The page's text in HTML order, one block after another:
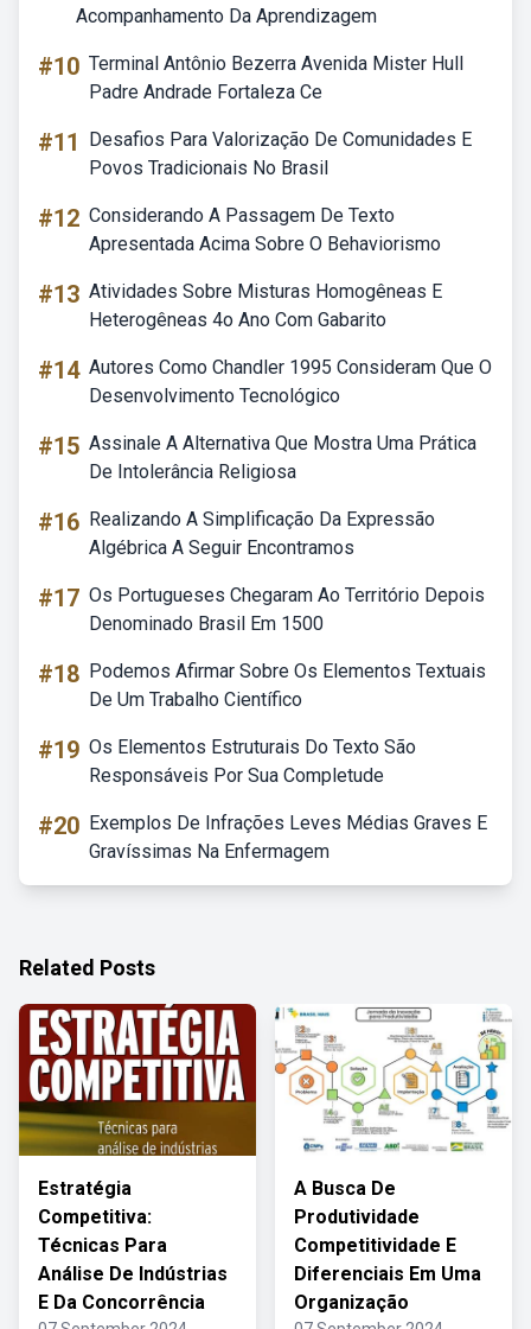
Acompanhamento Da Aprendizagem
#10 Terminal Antônio Bezerra Avenida Mister Hull
Padre Andrade Fortaleza Ce
#11
Desafios Para Valorização De Comunidades E
Povos Tradicionais No Brasil
#12 Considerando A Passagem De Texto
Apresentada Acima Sobre O Behaviorismo
#13 Atividades Sobre Misturas Homogêneas E
Heterogêneas 4o Ano Com Gabarito
#14 Autores Como Chandler 1995 Consideram Que O
Desenvolvimento Tecnológico
#15 Assinale A Alternativa Que Mostra Uma Prática
De Intolerância Religiosa
#16 Realizando A Simplificação Da Expressão
Algébrica A Seguir Encontramos
#17 Os Portugueses Chegaram Ao Território Depois
Denominado Brasil Em 1500
#18 Podemos Afirmar Sobre Os Elementos Textuais
De Um Trabalho Científico
#19 Os Elementos Estruturais Do Texto São
Responsáveis Por Sua Completude
#20 Exemplos De Infrações Leves Médias Graves E
Gravíssimas Na Enfermagem
Related Posts
Estratégia
Competitiva:
Técnicas Para
Análise De Indústrias
E Da Concorrência
A Busca De
Produtividade
Competitividade E
Diferenciais Em Uma
Organização